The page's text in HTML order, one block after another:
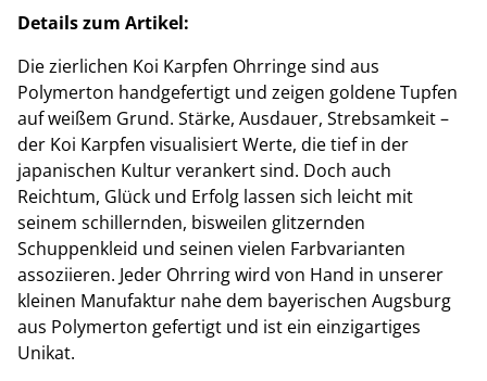
Details zum Artikel:
Die zierlichen Koi Karpfen Ohrringe sind aus
Polymerton handgefertigt und zeigen goldene Tupfen
auf weißem Grund. Stärke, Ausdauer, Strebsamkeit –
der Koi Karpfen visualisiert Werte, die tief in der
japanischen Kultur verankert sind. Doch auch
Reichtum, Glück und Erfolg lassen sich leicht mit
seinem schillernden, bisweilen glitzernden
Schuppenkleid und seinen vielen Farbvarianten
assoziieren. Jeder Ohrring wird von Hand in unserer
kleinen Manufaktur nahe dem bayerischen Augsburg
aus Polymerton gefertigt und ist ein einzigartiges
Unikat.